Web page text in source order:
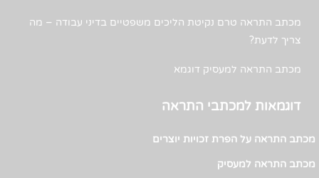
מכתב התראה טרם נקיטת הליכים משפטיים בדיני עבודה – מה
צריך לדעת?
מכתב התראה למעסיק דוגמא
דוגמאות למכתבי התראה
מכתב התראה על הפרת זכויות יוצרים
מכתב התראה למעסיק